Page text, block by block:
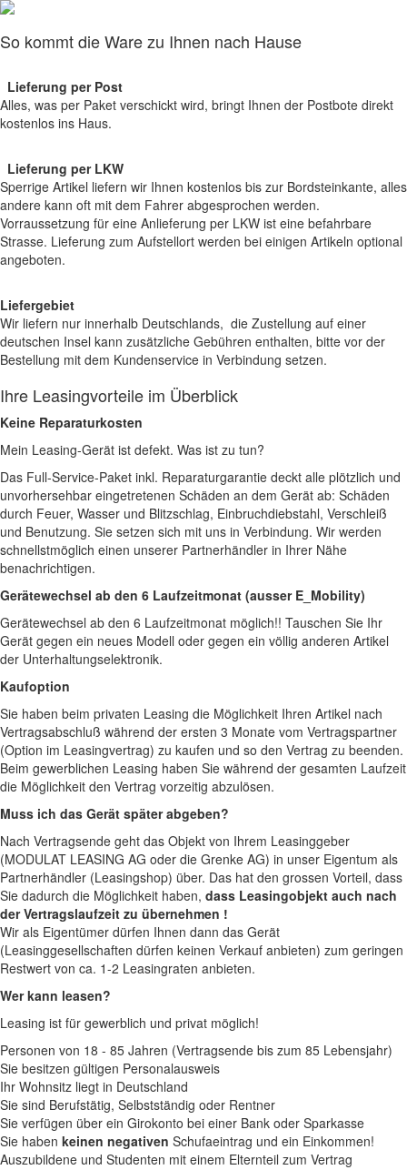
So kommt die Ware zu Ihnen nach Hause
Lieferung per Post
Alles, was per Paket verschickt wird, bringt Ihnen der Postbote direkt
kostenlos ins Haus.
Lieferung per LKW
Sperrige Artikel liefern wir Ihnen kostenlos bis zur Bordsteinkante, alles
andere kann oft mit dem Fahrer abgesprochen werden.
Vorraussetzung für eine Anlieferung per LKW ist eine befahrbare
Strasse. Lieferung zum Aufstellort werden bei einigen Artikeln optional
angeboten.
Liefergebiet
Wir liefern nur innerhalb Deutschlands, die Zustellung auf einer
deutschen Insel kann zusätzliche Gebühren enthalten, bitte vor der
Bestellung mit dem Kundenservice in Verbindung setzen.
Ihre Leasingvorteile im Überblick
Keine Reparaturkosten
Mein Leasing-Gerät ist defekt. Was ist zu tun?
Das Full-Service-Paket inkl. Reparaturgarantie deckt alle plötzlich und
unvorhersehbar eingetretenen Schäden an dem Gerät ab: Schäden
durch Feuer, Wasser und Blitzschlag, Einbruchdiebstahl, Verschleiß
und Benutzung. Sie setzen sich mit uns in Verbindung. Wir werden
schnellstmöglich einen unserer Partnerhändler in Ihrer Nähe
benachrichtigen.
Gerätewechsel ab den 6 Laufzeitmonat (ausser E_Mobility)
Gerätewechsel ab den 6 Laufzeitmonat möglich!! Tauschen Sie Ihr
Gerät gegen ein neues Modell oder gegen ein völlig anderen Artikel
der Unterhaltungselektronik.
Kaufoption
Sie haben beim privaten Leasing die Möglichkeit Ihren Artikel nach
Vertragsabschluß während der ersten 3 Monate vom Vertragspartner
(Option im Leasingvertrag) zu kaufen und so den Vertrag zu beenden.
Beim gewerblichen Leasing haben Sie während der gesamten Laufzeit
die Möglichkeit den Vertrag vorzeitig abzulösen.
Muss ich das Gerät später abgeben?
Nach Vertragsende geht das Objekt von Ihrem Leasinggeber
(MODULAT LEASING AG oder die Grenke AG) in unser Eigentum als
Partnerhändler (Leasingshop) über. Das hat den grossen Vorteil, dass
Sie dadurch die Möglichkeit haben, dass Leasingobjekt auch nach
der Vertragslaufzeit zu übernehmen !
Wir als Eigentümer dürfen Ihnen dann das Gerät
(Leasinggesellschaften dürfen keinen Verkauf anbieten) zum geringen
Restwert von ca. 1-2 Leasingraten anbieten.
Wer kann leasen?
Leasing ist für gewerblich und privat möglich!
Personen von 18 - 85 Jahren (Vertragsende bis zum 85 Lebensjahr)
Sie besitzen gültigen Personalausweis
Ihr Wohnsitz liegt in Deutschland
Sie sind Berufstätig, Selbstständig oder Rentner
Sie verfügen über ein Girokonto bei einer Bank oder Sparkasse
Sie haben keinen negativen Schufaeintrag und ein Einkommen!
Auszubildene und Studenten mit einem Elternteil zum Vertrag